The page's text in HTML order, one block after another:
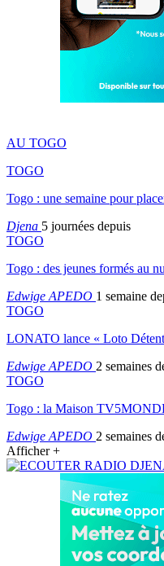
AU TOGO
TOGO
Togo : une semaine pour
Djena 5 journées depuis
TOGO
Togo : des jeunes formés au
Edwige APEDO 1 semaine
TOGO
LONATO lance « Loto
Edwige APEDO 2 semaines
TOGO
Togo : la Maison
Edwige APEDO 2 semaines
Afficher +